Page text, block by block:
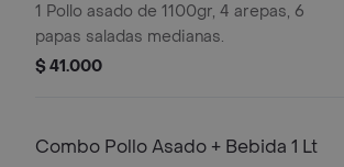
1 Pollo asado de 1100gr, 4 arepas, 6
papas saladas medianas.
$ 41.000
Combo Pollo Asado + Bebida 1 Lt